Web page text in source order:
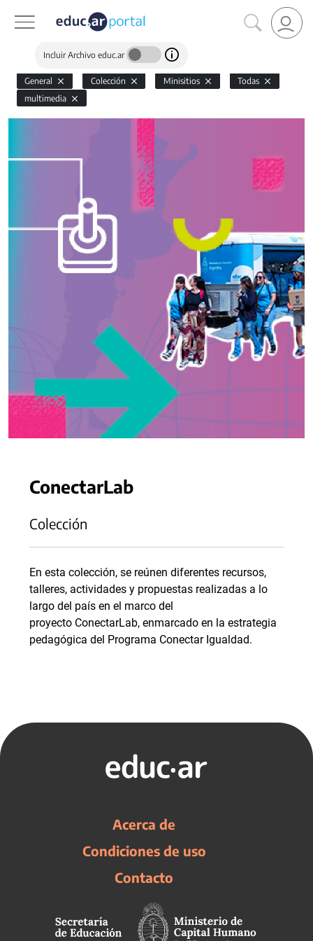
Incluir Archivo educ.ar
General Colección Minisitios
Todas
multimedia
ConectarLab
Colección
En esta colección, se reúnen diferentes recursos,
talleres, actividades y propuestas realizadas a lo
largo del país en el marco del
proyecto ConectarLab, enmarcado en la estrategia
pedagógica del Programa Conectar Igualdad.
Acerca de
Condiciones de uso
Contacto